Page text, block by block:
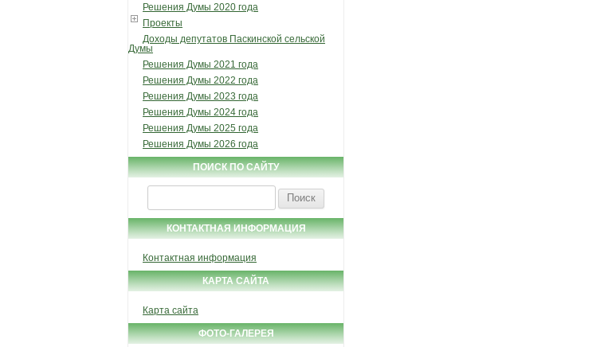
Решения Думы 2020 года
Проекты
Доходы депутатов Паскинской сельской
Думы
Решения Думы 2021 года
Решения Думы 2022 года
Решения Думы 2023 года
Решения Думы 2024 года
Решения Думы 2025 года
Решения Думы 2026 года
ПОИСК ПО САЙТУ
КОНТАКТНАЯ ИНФОРМАЦИЯ
Контактная информация
КАРТА САЙТА
Карта сайта
ФОТО-ГАЛЕРЕЯ